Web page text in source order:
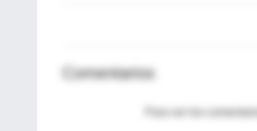
Comentarios
Para ver los